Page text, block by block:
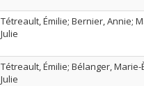
Tétreault, Émilie; Bernier, Annie;
Julie
Tétreault, Émilie; Bélanger,
Julie